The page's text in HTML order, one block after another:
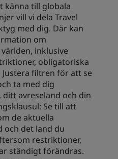
känna till globala
vill vi dela Travel
med dig. Där kan
om
inklusive
obligatoriska
filtren för att se
ta med dig
avreseland och din
Se till att
de aktuella
och det land du
restriktioner,
ständigt förändras.